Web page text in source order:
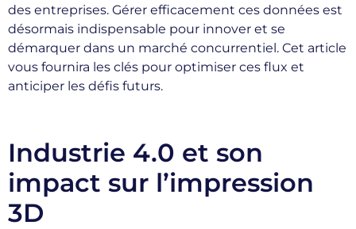
des entreprises. Gérer efficacement ces données est
désormais indispensable pour innover et se
démarquer dans un marché concurrentiel. Cet article
vous fournira les clés pour optimiser ces flux et
anticiper les défis futurs.
Industrie 4.0 et son
impact sur l’impression
3D